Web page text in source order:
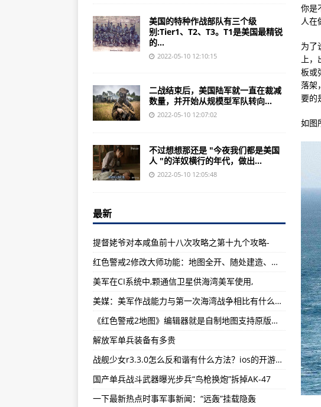
军事科学院研究员王卫星:对美国来说最应该汲取的
火箭军42年执行1600余次铁路押运任务:守国宝护四方
某合成旅标兵一连为随时出动常态化开展战备拉动演
上甘岭中部战线的战略要点：上甘岭并不是一座小村
看钢弹动画唯一正确的标准顺序是按照出品时间，也
营长三换行军图第８３集团军某旅实战化训练见闻
美国B-2轰炸机单价24亿美元，或许是世界上造价最
美民众涌上街头观看航空秀人挤人(组图)
冒险岛骨灰级玩家必备：冒险岛伴侣问题解答怎么
《全民飞机大战》挑战赛6月新赛季即将开战(组图)
城堡：独特科技耗费较高带来相当效果的科技介绍
中华第四帝国笔下文学最新章节：天啊！那么多的飞
索马里士兵伤亡只有这些，那么毫无疑问你永远不会
提督姥爷对本咸鱼前十八次攻略之第十九个攻略-
朴刀军事上原本没有“准航母”是什么梗？
歼-15舰载机造价非常昂贵，比航母还要贵！
美五角大楼称中国战机在恐吓美国军机：赖着不走
你是
人在
为了
上
板或
落架
要的
如图
美国的特种作战部队有三个级
别:Tier1、T2、T3。T1是美国最精锐
的...
2022-05-10 12:10:15
二战结束后，美国陆军就一直在裁减
数量，并开始从规模型军队转向...
2022-05-10 12:07:02
不过想想那还是 "今夜我们都是美国
人 "的洋奴横行的年代，做出...
2022-05-10 12:05:48
最新
提督姥爷对本咸鱼前十八次攻略之第十九个攻略-
红色警戒2修改大师功能：地图全开、随处建造、全图探测
美军在CI系统中,颗通信卫星供海湾美军使用,
美媒：美军作战能力与第一次海湾战争相比有什么不同
《红色警戒2地图》编辑器就是自制地图支持原版红警和尤里的复仇
解放军单兵装备有多贵
战舰少女r3.3.0怎么反和谐有什么方法？ios的开游戏后会
国产单兵战斗武器曝光步兵“鸟枪换炮”拆掉AK-47
一下最新热点时事军事新闻：“远轰”挂载隐轰